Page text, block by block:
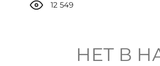
12 549
НЕТ В